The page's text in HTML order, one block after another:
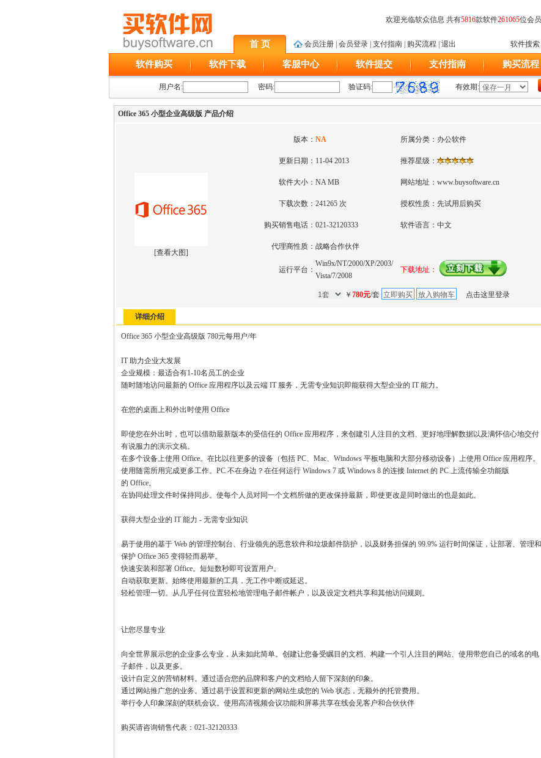
欢迎光临软众信息 共有5816款软件261065位会员
首 页 会员注册 会员登录 支付指南 购买流程 退出 软件搜索
软件购买 软件下载 客服中心 软件提交 支付指南 购买流程
用户名: 密码: 验证码: 有效期:
Office 365 小型企业高级版 产品介绍
[查看大图]
版本： NA 所属分类： 办公软件
更新日期： 11-04 2013 推荐星级：
软件大小： NA MB 网站地址： www.buysoftware.cn
下载次数： 241265 次 授权性质： 先试用后购买
购买销售电话： 021-32120333 软件语言： 中文
代理商性质： 战略合作伙伴
运行平台：
Win9x/NT/2000/XP/2003/
Vista/7/2008
下载地址：
￥ 780元/套 点击这里登录
详细介绍
Office 365 小型企业高级版 780元每用户/年
IT 助力企业大发展
企业规模：最适合有1-10名员工的企业
随时随地访问最新的 Office 应用程序以及云端 IT 服务，无需专业知识即能获得大型企业的 IT 能力。
在您的桌面上和外出时使用 Office
即使您在外出时，也可以借助最新版本的受信任的 Office 应用程序，来创建引人注目的文档、更好地理解数据以及满怀信心地交付
有说服力的演示文稿。
在多个设备上使用 Office。在比以往更多的设备（包括 PC、Mac、Windows 平板电脑和大部分移动设备）上使用 Office 应用程序。
使用随需所用完成更多工作。PC 不在身边？在任何运行 Windows 7 或 Windows 8 的连接 Internet 的 PC 上流传输全功能版
的 Office。
在协同处理文件时保持同步。使每个人员对同一个文档所做的更改保持最新，即使更改是同时做出的也是如此。
获得大型企业的 IT 能力 - 无需专业知识
易于使用的基于 Web 的管理控制台、行业领先的恶意软件和垃圾邮件防护，以及财务担保的 99.9% 运行时间保证，让部署、管理和
保护 Office 365 变得轻而易举。
快速安装和部署 Office。短短数秒即可设置用户。
自动获取更新。始终使用最新的工具，无工作中断或延迟。
轻松管理一切。从几乎任何位置轻松地管理电子邮件帐户，以及设定文档共享和其他访问规则。
让您尽显专业
向全世界展示您的企业多么专业，从未如此简单。创建让您备受瞩目的文档、构建一个引人注目的网站、使用带您自己的域名的电
子邮件，以及更多。
设计自定义的营销材料。通过适合您的品牌和客户的文档给人留下深刻的印象。
通过网站推广您的业务。通过易于设置和更新的网站生成您的 Web 状态，无额外的托管费用。
举行令人印象深刻的联机会议。使用高清视频会议功能和屏幕共享在线会见客户和合伙伙伴
购买请咨询销售代表：021-32120333